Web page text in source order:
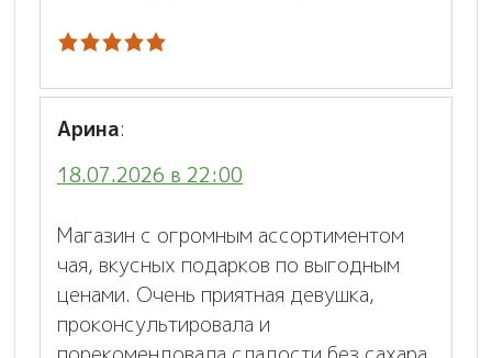
Арина:
18.07.2026 в 22:00
Магазин с огромным ассортиментом
чая, вкусных подарков по выгодным
ценами. Очень приятная девушка,
проконсультировала и